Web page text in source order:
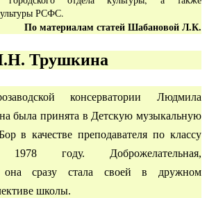
РСФС.
По материалам статей Шабановой Л.К.
Трушкина
консерватории Людмила
была принята в Детскую музыкальную
в качестве преподавателя по классу
году. Доброжелательная,
она сразу стала своей в дружном
школы.